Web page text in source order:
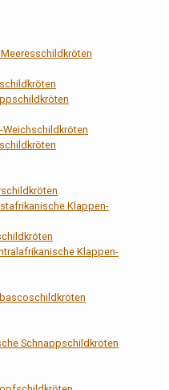
Klappen-
Klappen-
Schnappschildkröten